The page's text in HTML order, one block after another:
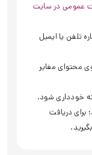
عمومی در سایت
تلفن یا ایمیل
محتوای مغایر
خودداری شود.
برای دریافت